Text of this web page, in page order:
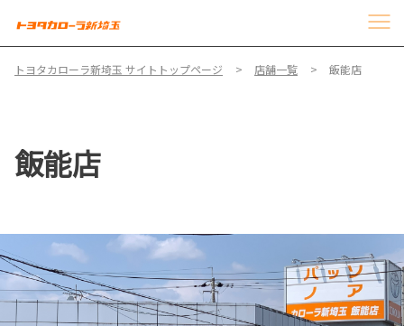
トヨタカローラ新埼玉 サイトトップページ 店舗一覧 飯能店
飯能店